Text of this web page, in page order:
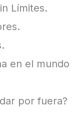
Límites.
en el mundo
por fuera?